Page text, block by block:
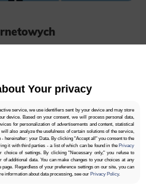
Your privacy
service, we use identifiers sent by your device and may store
device. Based on your consent, we will process personal data,
for personalization of advertisements and content, statistical
also analyze the usefulness of certain solutions of the service,
hereinafter: your Data. By clicking "Accept all" you consent to the
it with third parties - a list of which can be found in the Privacy
of settings. By clicking "Necessary only," you refuse to
of additional data. You can make changes to your choices at any
Regardless of your preference settings on our site, you can
information about data processing, see our Privacy Policy.